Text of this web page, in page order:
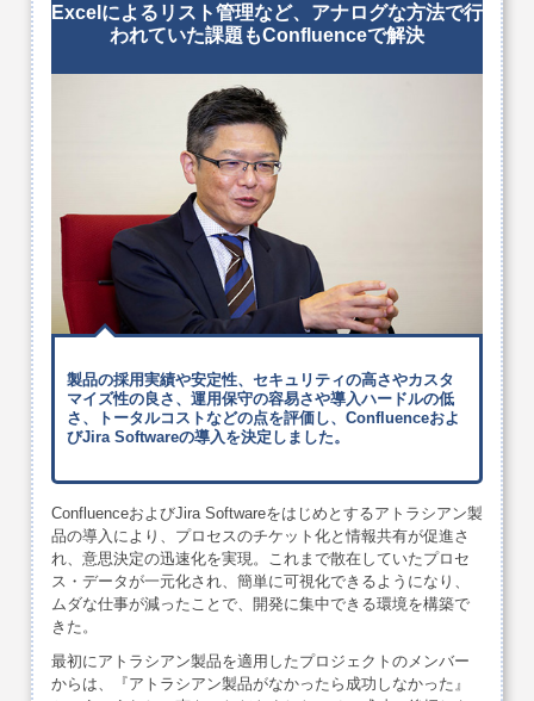
Excelによるリスト管理など、 アナログな方法で行
われていた課題もConfluenceで解決
製品の採用実績や安定性、セキュリティの高さやカスタ
マイズ性の良さ、運用保守の容易さや導入ハードルの低
さ、トータルコストなどの点を評価し、Confluenceおよ
びJira Softwareの導入を決定しました。
ConfluenceおよびJira Softwareをはじめとするアトラシアン製
品の導入により、プロセスのチケット化と情報共有が促進さ
れ、意思決定の迅速化を実現。これまで散在していたプロセ
ス・データが一元化され、簡単に可視化できるようになり、
ムダな仕事が減ったことで、開発に集中できる環境を構築で
きた。
最初にアトラシアン製品を適用したプロジェクトのメンバー
からは、『アトラシアン製品がなかったら成功しなかった』